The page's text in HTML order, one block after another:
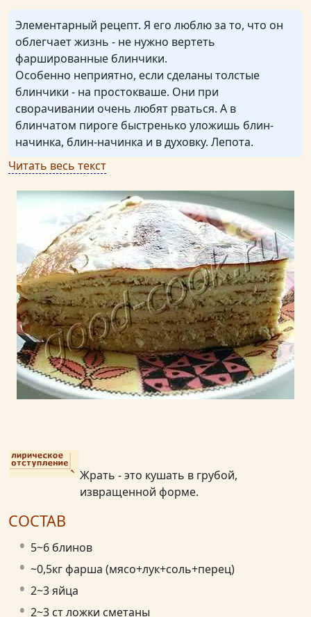
Элементарный рецепт. Я его люблю за то, что он
облегчает жизнь - не нужно вертеть
фаршированные блинчики.
Особенно неприятно, если сделаны толстые
блинчики - на простокваше. Они при
сворачивании очень любят рваться. А в
блинчатом пироге быстренько уложишь блин-
начинка, блин-начинка и в духовку. Лепота.
Читать весь текст
Жрать - это кушать в грубой,
извращенной форме.
СОСТАВ
5~6 блинов
~0,5кг фарша (мясо+лук+соль+перец)
2~3 яйца
2~3 ст ложки сметаны